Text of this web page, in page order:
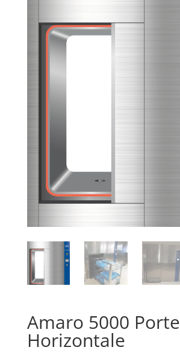
Amaro 5000 Porte
Horizontale